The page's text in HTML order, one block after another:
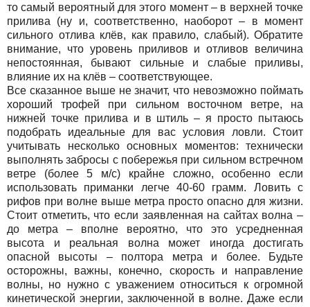
то самый вероятный для этого момент – в верхней точке
прилива (ну и, соответственно, наоборот – в момент
сильного отлива клёв, как правило, слабый). Обратите
внимание, что уровень приливов и отливов величина
непостоянная, бывают сильные и слабые приливы,
влияние их на клёв – соответствующее.
Все сказанное выше не значит, что невозможно поймать
хороший трофей при сильном восточном ветре, на
нижней точке прилива и в штиль – я просто пытаюсь
подобрать идеальные для вас условия ловли. Стоит
учитывать несколько основных моментов: технически
выполнять забросы с побережья при сильном встречном
ветре (более 5 м/с) крайне сложно, особенно если
использовать приманки легче 40-60 грамм. Ловить с
рифов при волне выше метра просто опасно для жизни.
Стоит отметить, что если заявленная на сайтах волна –
до метра – вполне вероятно, что это усредненная
высота и реальная волна может иногда достигать
опасной высоты – полтора метра и более. Будьте
осторожны, важны, конечно, скорость и направление
волны, но нужно с уважением относиться к огромной
кинетической энергии, заключенной в волне. Даже если